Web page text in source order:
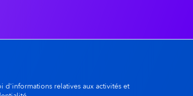
d'informations relatives aux activités et